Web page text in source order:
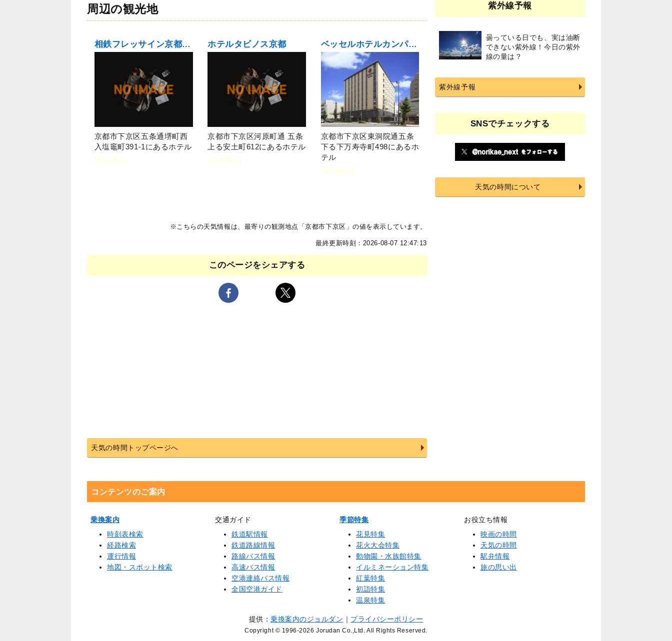
周辺の観光地
相鉄フレッサイン京都清水五条
京都市下京区五条通堺町西
入塩竈町391-1にあるホテル
[宿泊施設]
ホテルタビノス京都
京都市下京区河原町通 五条
上る安土町612にあるホテル
[宿泊施設]
ベッセルホテルカンパーナ京都五条
京都市下京区東洞院通五条
下る下万寿寺町498にあるホ
テル
[宿泊施設]
※こちらの天気情報は、最寄りの観測地点「京都市下京区」の値を表示しています。
最終更新時刻：2026-08-07 12:47:13
このページをシェアする
紫外線予報
曇っている日でも、実は油断
できない紫外線！今日の紫外
線の量は？
紫外線予報
SNSでチェックする
天気の時間について
天気の時間トップページへ
コンテンツのご案内
乗換案内
時刻表検索
経路検索
運行情報
地図・スポット検索
交通ガイド
鉄道駅情報
鉄道路線情報
路線バス情報
高速バス情報
空港連絡バス情報
全国空港ガイド
季節特集
花見特集
花火大会特集
動物園・水族館特集
イルミネーション特集
紅葉特集
初詣特集
温泉特集
お役立ち情報
映画の時間
天気の時間
駅弁情報
旅の思い出
提供：乗換案内のジョルダン ｜ プライバシーポリシー
Copyright © 1996-2026 Jorudan Co.,Ltd. All Rights Reserved.